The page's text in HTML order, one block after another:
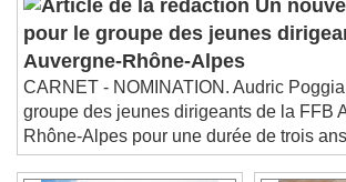
Audio Track
Picture-in-Picture
Fullscreen
This is a modal window.
Beginning of dialog window. Escape
and close the window.
Text
Un
pour le groupe des jeunes
Auvergne-Rhône-Alpes
CARNET - NOMINATION. Audric Poggia
groupe des jeunes dirigeants de la FFB
Rhône-Alpes pour une durée de trois